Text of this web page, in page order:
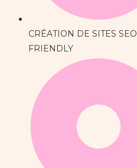
CRÉATION DE SITES SEO
FRIENDLY